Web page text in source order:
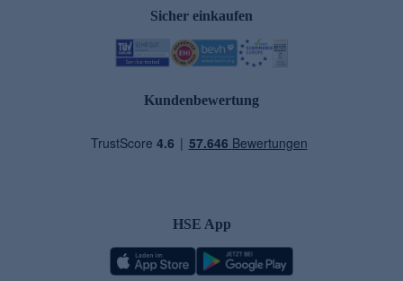
Sicher einkaufen
Kundenbewertung
HSE App